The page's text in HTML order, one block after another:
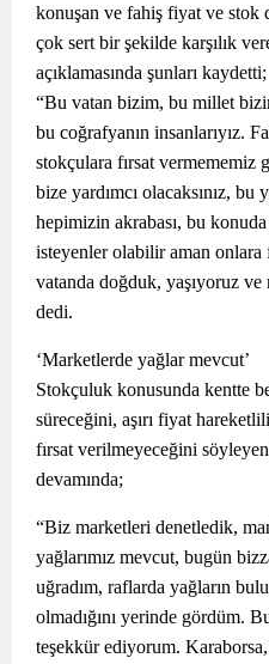
konuşan ve fahiş fiyat ve stok
çok sert bir şekilde karşılık
açıklamasında şunları kaydetti;
“Bu vatan bizim, bu millet
bu coğrafyanın insanlarıyız.
stokçulara fırsat vermememiz
bize yardımcı olacaksınız, bu
hepimizin akrabası, bu
isteyenler olabilir aman
vatanda doğduk, yaşıyoruz
dedi.
‘Marketlerde yağlar mevcut’
Stokçuluk konusunda kentte
süreceğini, aşırı fiyat
fırsat verilmeyeceğini söyleyen
devamında;
“Biz marketleri denetledik,
yağlarımız mevcut, bugün
uğradım, raflarda yağların
olmadığını yerinde gördüm.
teşekkür ediyorum.